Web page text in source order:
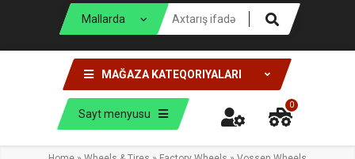
MAĞAZA KATEQORIYALARI
Sayt menyusu
0